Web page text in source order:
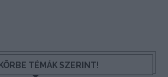
TÉMÁK SZERINT!